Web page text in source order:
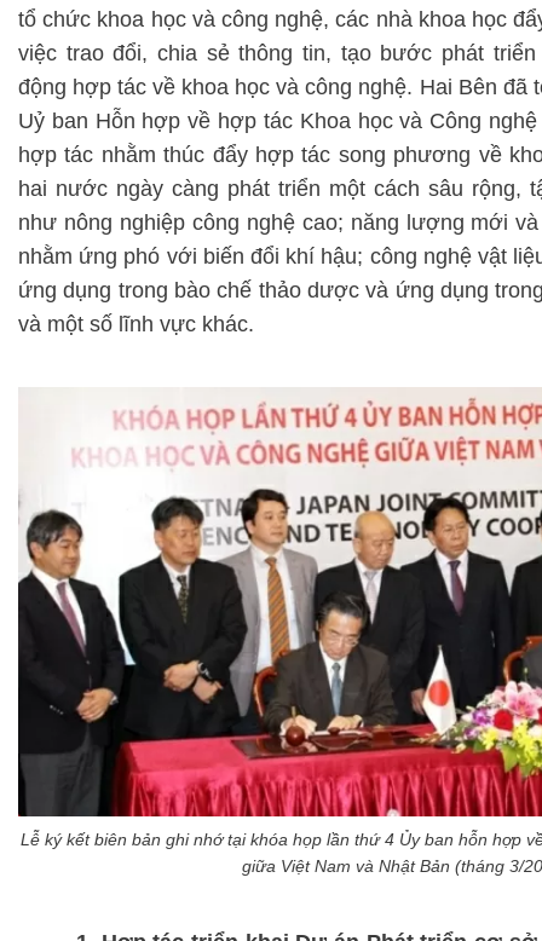
tổ chức khoa học và công nghệ, các nhà khoa học
việc trao đổi, chia sẻ thông tin, tạo bước phát
động hợp tác về khoa học và công nghệ. Hai Bên đã
Uỷ ban Hỗn hợp về hợp tác Khoa học và Công
hợp tác nhằm thúc đẩy hợp tác song phương về
hai nước ngày càng phát triển một cách sâu rộng,
như nông nghiệp công nghệ cao; năng lượng mới
nhằm ứng phó với biến đổi khí hậu; công nghệ vật
ứng dụng trong bào chế thảo dược và ứng dụng
và một số lĩnh vực khác.
Lễ ký kết biên bản ghi nhớ tại khóa họp lần thứ 4 Ủy ban hỗn hợp
giữa Việt Nam và Nhật Bản (tháng 3/